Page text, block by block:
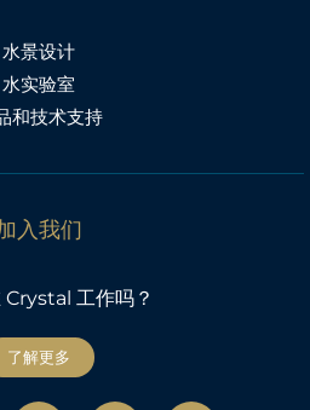
水景设计
水实验室
和技术支持
入我们
Crystal 工作吗？
了解更多